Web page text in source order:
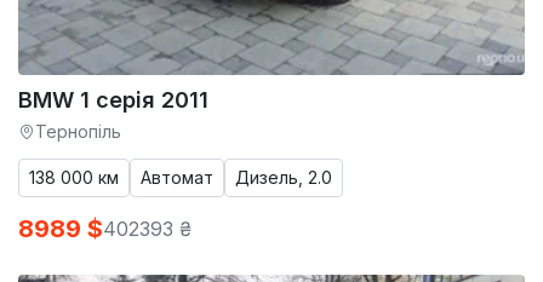
BMW 1 серія 2011
Тернопіль
138 000 км Автомат Дизель, 2.0
8989 $402393 ₴